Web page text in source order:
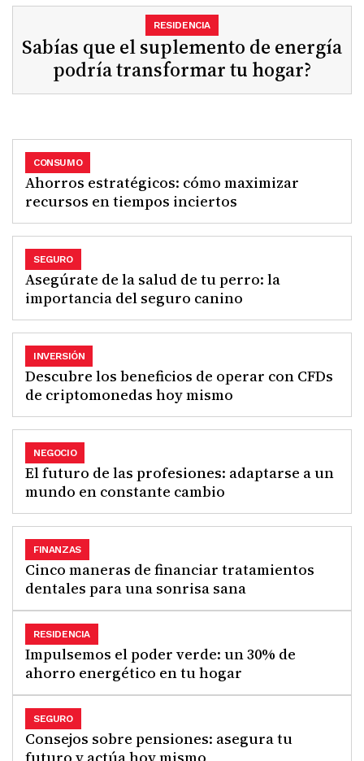
Sabías que el suplemento de energía
podría transformar tu hogar?
RESIDENCIA
Ahorros estratégicos: cómo maximizar
recursos en tiempos inciertos
CONSUMO
Asegúrate de la salud de tu perro: la
importancia del seguro canino
SEGURO
Descubre los beneficios de operar con CFDs
de criptomonedas hoy mismo
INVERSIÓN
El futuro de las profesiones: adaptarse a un
mundo en constante cambio
NEGOCIO
Cinco maneras de financiar tratamientos
dentales para una sonrisa sana
FINANZAS
Impulsemos el poder verde: un 30% de
ahorro energético en tu hogar
RESIDENCIA
Consejos sobre pensiones: asegura tu
SEGURO